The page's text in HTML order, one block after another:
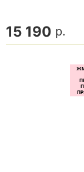
15 190 р.